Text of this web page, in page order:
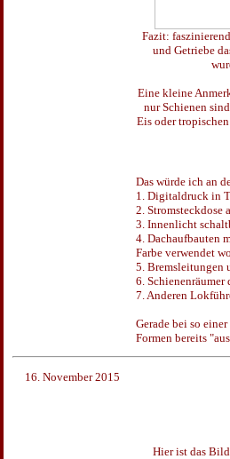
Fazit:
und Getriebe
Eine kleine
nur Schienen
Eis oder
Das würde ich an
1. Digitaldruck in
2. Stromsteckdose
3. Innenlicht
4. Dachaufbauten
Farbe verwendet
5. Bremsleitungen
6. Schienenräumer
7. Anderen
Gerade bei so
Formen bereits
16. November 2015
Hier ist das